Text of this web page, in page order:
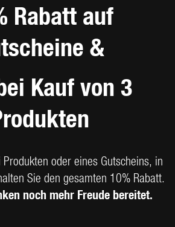
Rabatt auf
&
Kauf von 3
oder eines Gutscheins, in
Sie den gesamten 10% Rabatt.
noch mehr Freude bereitet.